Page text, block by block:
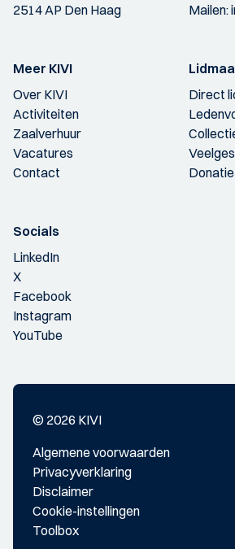
2514 AP Den Haag
Mailen:
Meer KIVI
Over KIVI
Activiteiten
Zaalverhuur
Vacatures
Contact
Direct
Donatie
Socials
LinkedIn
X
Facebook
Instagram
YouTube
© 2026 KIVI
Algemene voorwaarden
Privacyverklaring
Disclaimer
Cookie-instellingen
Toolbox